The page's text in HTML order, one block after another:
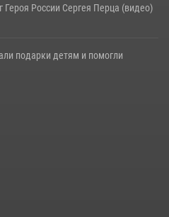
Героя России Сергея Перца (видео)
подарки детям и помогли